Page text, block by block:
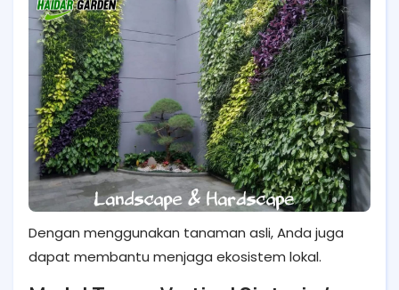
Dengan menggunakan tanaman asli, Anda juga
dapat membantu menjaga ekosistem lokal.